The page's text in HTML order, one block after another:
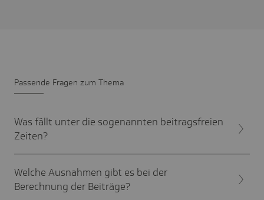
Passende Fragen zum Thema
Was fällt unter die sogenannten beitragsfreien
Zeiten?
Welche Ausnahmen gibt es bei der
Berechnung der Beiträge?